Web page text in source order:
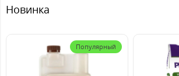
Новинка
Популярный